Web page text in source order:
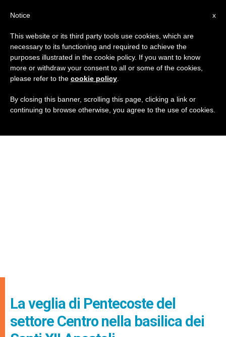
La veglia di Pentecoste del
settore Centro nella basilica dei
x
Notice
This website or its third party tools use cookies, which are
necessary to its functioning and required to achieve the
purposes illustrated in the cookie policy. If you want to know
more or withdraw your consent to all or some of the cookies,
please refer to the cookie policy
By closing this banner, scrolling this page, clicking a link or
continuing to browse otherwise, you agree to the use of cookies.